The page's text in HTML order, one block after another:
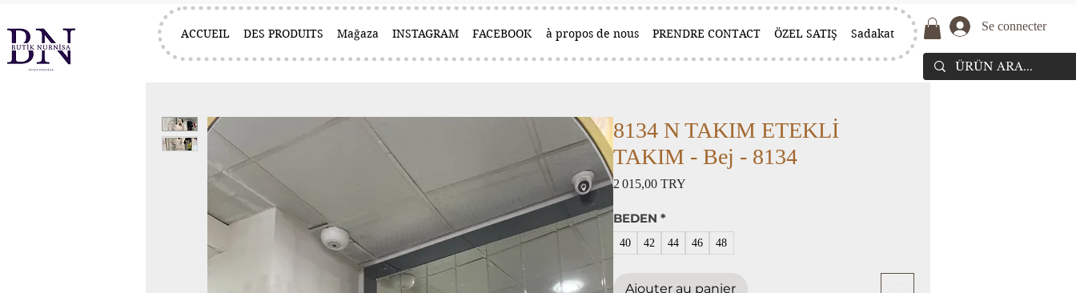
ACCUEIL DES PRODUITS Mağaza INSTAGRAM FACEBOOK à propos de nous PRENDRE CONTACT ÖZEL SATIŞ Sadakat
Se connecter
8134 N TAKIM ETEKLİ
TAKIM - Bej - 8134
2 015,00 TRY
BEDEN *
40 42 44 46 48
Ajouter au panier